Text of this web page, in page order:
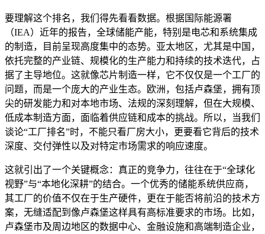
要理解这个排名，我们得先看看数据。根据国际能源署
（IEA）近年的报告，全球储能产能，特别是电芯和系统集成
的制造，目前呈现高度集中的态势。亚太地区，尤其是中国，
依托完整的产业链、规模化的生产能力和持续的技术迭代，占
据了主导地位。这就像芯片制造一样，它不仅仅是一个工厂的
问题，而是一个庞大的产业生态。欧洲，包括卢森堡，拥有顶
尖的研发能力和对本地市场、法规的深刻理解，但在大规模、
低成本制造方面，面临着供应链和成本的挑战。所以，当我们
谈论“工厂排名”时，不能只看厂房大小，更要看它背后的技术
深度、交付弹性以及对特定市场需求的响应速度。
这就引出了一个关键概念：真正的竞争力，往往在于“全球化
视野”与“本地化深耕”的结合。一个优秀的储能系统供应商，
其工厂的价值不仅在于生产硬件，更在于能否将前沿的技术方
案，无缝适配到像卢森堡这样具有高标准要求的市场。比如，
卢森堡市及周边地区的数据中心、金融设施和高端制造企业，